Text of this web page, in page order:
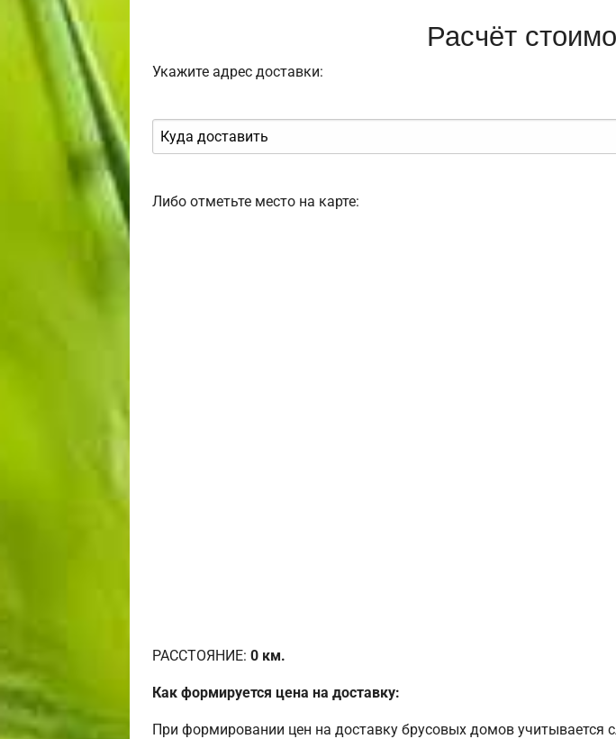
Расчёт
Укажите адрес доставки:
Либо отметьте место на карте:
РАССТОЯНИЕ: 0 км.
Как формируется цена на доставку:
При формировании цен на доставку брусовых домов учитывается